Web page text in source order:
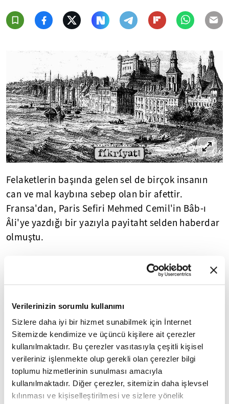
Verilerinizin sorumlu kullanımı
Sizlere daha iyi bir hizmet sunabilmek için İnternet
Sitemizde kendimize ve üçüncü kişilere ait çerezler
kullanılmaktadır. Bu çerezler vasıtasıyla çeşitli kişisel
verileriniz işlenmekte olup gerekli olan çerezler bilgi
toplumu hizmetlerinin sunulması amacıyla
kullanılmaktadır. Diğer çerezler, sitemizin daha işlevsel
kılınması ve kişiselleştirilmesi ve sizlere yönelik
Felaketlerin başında gelen sel de birçok insanın
can ve mal kaybına sebep olan bir afettir.
Fransa'dan, Paris Sefiri Mehmed Cemil'in Bâb-ı
Âli'ye yazdığı bir yazıyla payitaht selden haberdar
olmuştu.
Fransa'da birtakım nehirlerin taşması halkın
yardıma muhtaç konuma düşmesine yol açmıştı.
/15
ABDÜLMECİD 40 BİN FRANK YARDIM
YAPMIŞTI